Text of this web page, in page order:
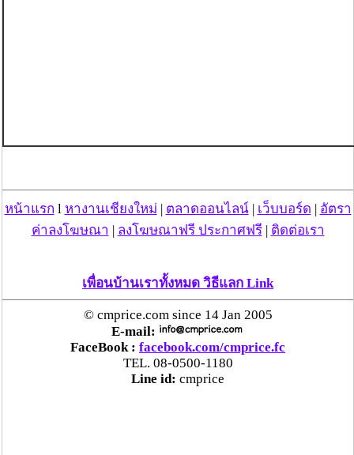
หน้าแรก l หางานเชียงใหม่ | ตลาดออนไลน์| เว็บบอร์ด | อัตรา
ค่าลงโฆษณา | ลงโฆษณาฟรี ประกาศฟรี| ติดต่อเรา
เพื่อนบ้านเราทั้งหมด วิธีแลก Link
© cmprice.com since 14 Jan 2005
E-mail:
FaceBook : facebook.com/cmprice.fc
TEL. 08-0500-1180
Line id: cmprice